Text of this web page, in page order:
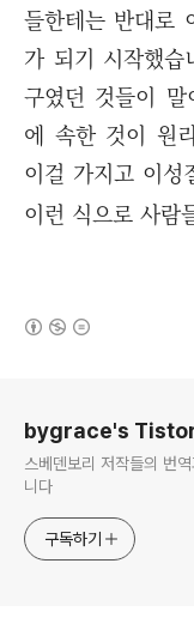
들한테는 반대로
가 되기 시작했
구였던 것들이
에 속한 것이 원
이걸 가지고 이성
이런 식으로 사람
bygrace's
스베덴보리 저작들의 번
니다
구독하기